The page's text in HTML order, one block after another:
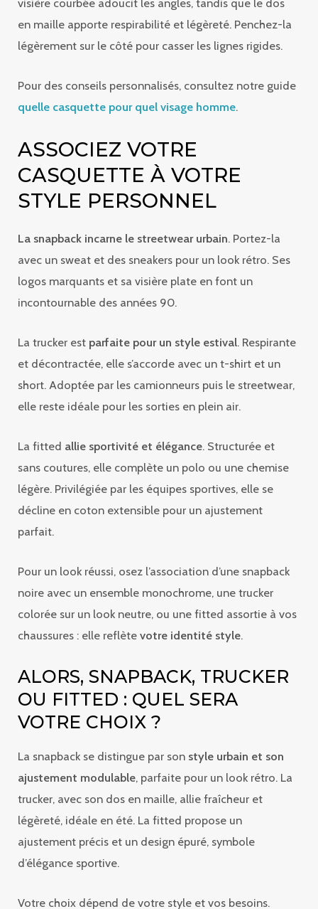
visière courbée adoucit les angles, tandis que le dos
en maille apporte respirabilité et légèreté. Penchez-la
légèrement sur le côté pour casser les lignes rigides.
Pour des conseils personnalisés, consultez notre guide
quelle casquette pour quel visage homme.
ASSOCIEZ VOTRE
CASQUETTE À VOTRE
STYLE PERSONNEL
La snapback incarne le streetwear urbain. Portez-la
avec un sweat et des sneakers pour un look rétro. Ses
logos marquants et sa visière plate en font un
incontournable des années 90.
La trucker est parfaite pour un style estival. Respirante
et décontractée, elle s’accorde avec un t-shirt et un
short. Adoptée par les camionneurs puis le streetwear,
elle reste idéale pour les sorties en plein air.
La fitted allie sportivité et élégance. Structurée et
sans coutures, elle complète un polo ou une chemise
légère. Privilégiée par les équipes sportives, elle se
décline en coton extensible pour un ajustement
parfait.
Pour un look réussi, osez l’association d’une snapback
noire avec un ensemble monochrome, une trucker
colorée sur un look neutre, ou une fitted assortie à vos
chaussures : elle reflètevotre identité style.
ALORS, SNAPBACK, TRUCKER
OU FITTED : QUEL SERA
VOTRE CHOIX ?
La snapback se distingue par son style urbain et son
ajustement modulable, parfaite pour un look rétro. La
trucker, avec son dos en maille, allie fraîcheur et
légèreté, idéale en été. La fitted propose un
ajustement précis et un design épuré, symbole
d’élégance sportive.
Votre choix dépend de votre style et vos besoins.